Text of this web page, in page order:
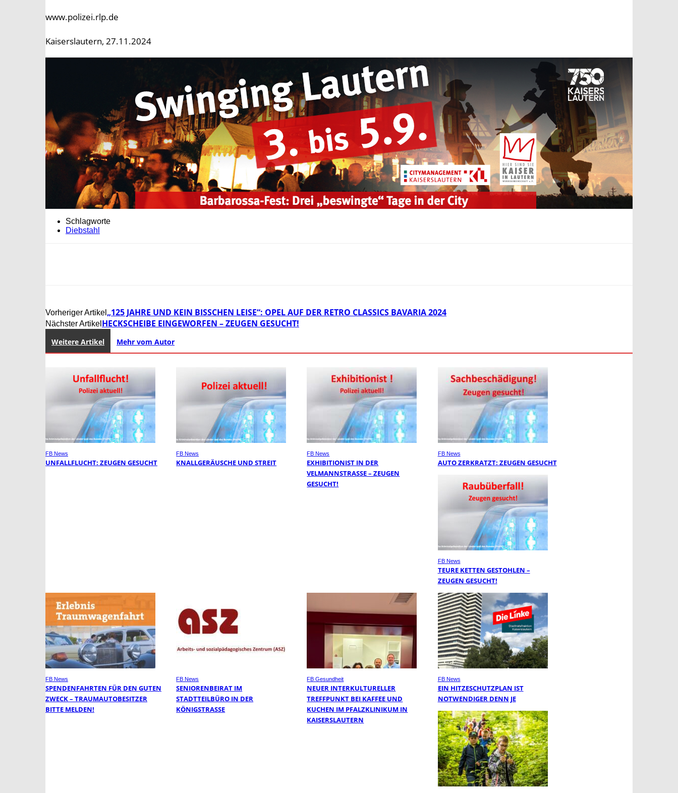
www.polizei.rlp.de
Kaiserslautern, 27.11.2024
Schlagworte
Diebstahl
Vorheriger Artikel „125 JAHRE UND KEIN BISSCHEN LEISE“: OPEL AUF DER RETRO CLASSICS BAVARIA 2024
Nächster Artikel HECKSCHEIBE EINGEWORFEN – ZEUGEN GESUCHT!
Weitere Artikel Mehr vom Autor
FB News
UNFALLFLUCHT: ZEUGEN GESUCHT
FB News
KNALLGERÄUSCHE UND STREIT
FB News
EXHIBITIONIST IN DER
VELMANNSTRASSE – ZEUGEN G
ESUCHT!
FB News
AUTO ZERKRATZT: ZEUGEN GESUCHT
FB News
TEURE KETTEN GESTOHLEN –
ZEUGEN GESUCHT!
FB News
SPENDENFAHRTEN FÜR DEN GUTEN
ZWECK – TRAUMAUTOBESITZER
BITTE MELDEN!
FB News
SENIORENBEIRAT IM
STADTTEILBÜRO IN DER
KÖNIGSTRASSE
FB Gesundheit
NEUER INTERKULTURELLER
TREFFPUNKT BEI KAFFEE UND
KUCHEN IM PFALZKLINIKUM IN
KAISERSLAUTERN
FB News
EIN HITZESCHUTZPLAN IST
NOTWENDIGER DENN JE